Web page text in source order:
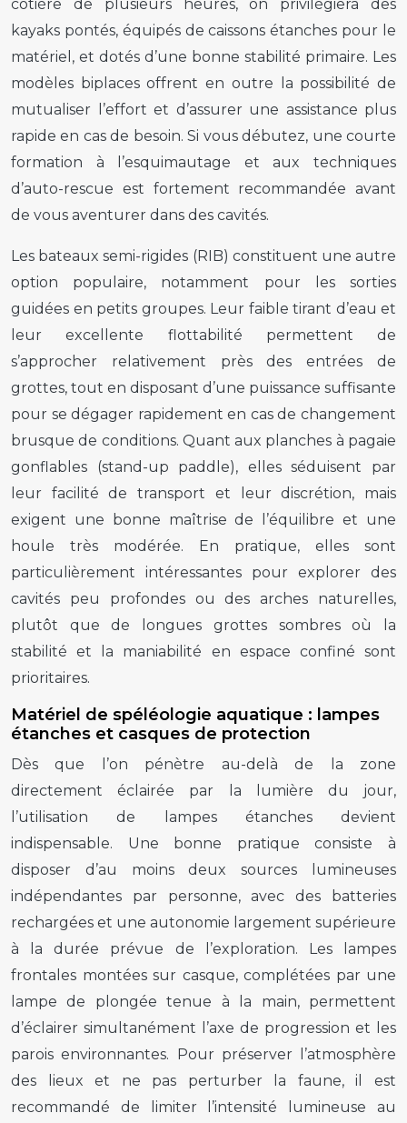
côtière de plusieurs heures, on privilégiera des
kayaks pontés, équipés de caissons étanches pour le
matériel, et dotés d’une bonne stabilité primaire. Les
modèles biplaces offrent en outre la possibilité de
mutualiser l’effort et d’assurer une assistance plus
rapide en cas de besoin. Si vous débutez, une courte
formation à l’esquimautage et aux techniques
d’auto-rescue est fortement recommandée avant
de vous aventurer dans des cavités.
Les bateaux semi-rigides (RIB) constituent une autre
option populaire, notamment pour les sorties
guidées en petits groupes. Leur faible tirant d’eau et
leur excellente flottabilité permettent de
s’approcher relativement près des entrées de
grottes, tout en disposant d’une puissance suffisante
pour se dégager rapidement en cas de changement
brusque de conditions. Quant aux planches à pagaie
gonflables (stand-up paddle), elles séduisent par
leur facilité de transport et leur discrétion, mais
exigent une bonne maîtrise de l’équilibre et une
houle très modérée. En pratique, elles sont
particulièrement intéressantes pour explorer des
cavités peu profondes ou des arches naturelles,
plutôt que de longues grottes sombres où la
stabilité et la maniabilité en espace confiné sont
prioritaires.
Matériel de spéléologie aquatique : lampes
étanches et casques de protection
Dès que l’on pénètre au-delà de la zone
directement éclairée par la lumière du jour,
l’utilisation de lampes étanches devient
indispensable. Une bonne pratique consiste à
disposer d’au moins deux sources lumineuses
indépendantes par personne, avec des batteries
rechargées et une autonomie largement supérieure
à la durée prévue de l’exploration. Les lampes
frontales montées sur casque, complétées par une
lampe de plongée tenue à la main, permettent
d’éclairer simultanément l’axe de progression et les
parois environnantes. Pour préserver l’atmosphère
des lieux et ne pas perturber la faune, il est
recommandé de limiter l’intensité lumineuse au